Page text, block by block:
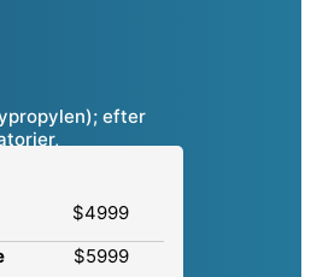
efter
2032
$4999
$5999